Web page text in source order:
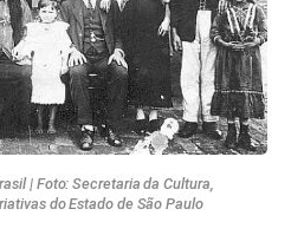
| Foto: Secretaria da Cultura,
do Estado de São Paulo